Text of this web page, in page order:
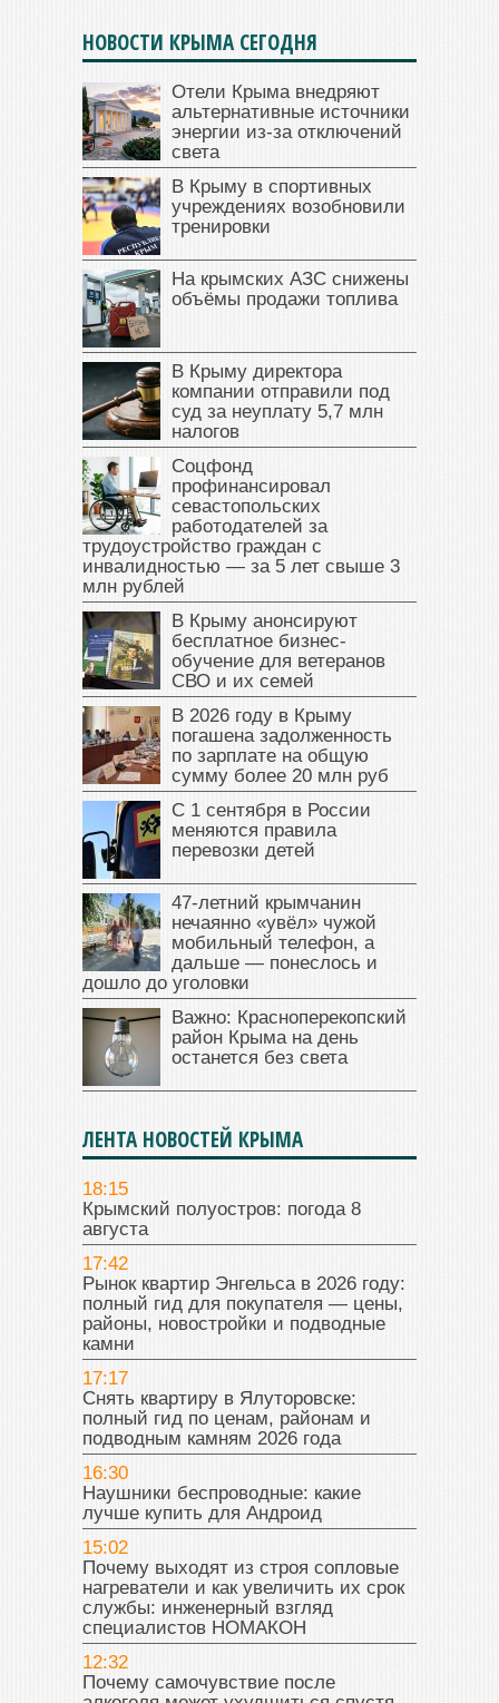
НОВОСТИ КРЫМА СЕГОДНЯ
Отели Крыма внедряют
альтернативные источники
энергии из-за отключений
света
В Крыму в спортивных
учреждениях возобновили
тренировки
На крымских АЗС снижены
объёмы продажи топлива
В Крыму директора
компании отправили под
суд за неуплату 5,7 млн
налогов
Соцфонд
профинансировал
севастопольских
работодателей за
трудоустройство граждан с
инвалидностью — за 5 лет свыше 3
млн рублей
В Крыму анонсируют
бесплатное бизнес-
обучение для ветеранов
СВО и их семей
В 2026 году в Крыму
погашена задолженность
по зарплате на общую
сумму более 20 млн руб
С 1 сентября в России
меняются правила
перевозки детей
47‑летний крымчанин
нечаянно «увёл» чужой
мобильный телефон, а
дальше — понеслось и
дошло до уголовки
Важно: Красноперекопский
район Крыма на день
останется без света
ЛЕНТА НОВОСТЕЙ КРЫМА
18:15
Крымский полуостров: погода 8
августа
17:42
Рынок квартир Энгельса в 2026 году:
полный гид для покупателя — цены,
районы, новостройки и подводные
камни
17:17
Снять квартиру в Ялуторовске:
полный гид по ценам, районам и
подводным камням 2026 года
16:30
Наушники беспроводные: какие
лучше купить для Андроид
15:02
Почему выходят из строя сопловые
нагреватели и как увеличить их срок
службы: инженерный взгляд
специалистов НОМАКОН
12:32
Почему самочувствие после